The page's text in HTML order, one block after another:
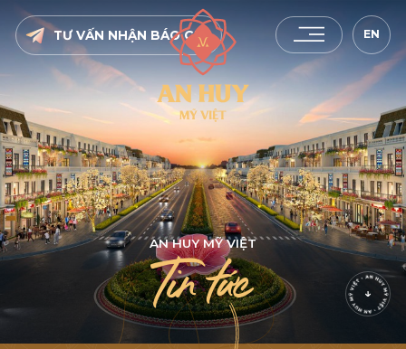
TƯ VẤN NHẬN BÁO GIÁ EN
AN HUY MỸ VIỆT
Tintức